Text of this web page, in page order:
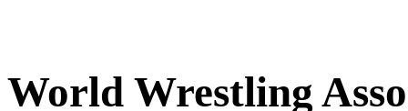
World Wrestling